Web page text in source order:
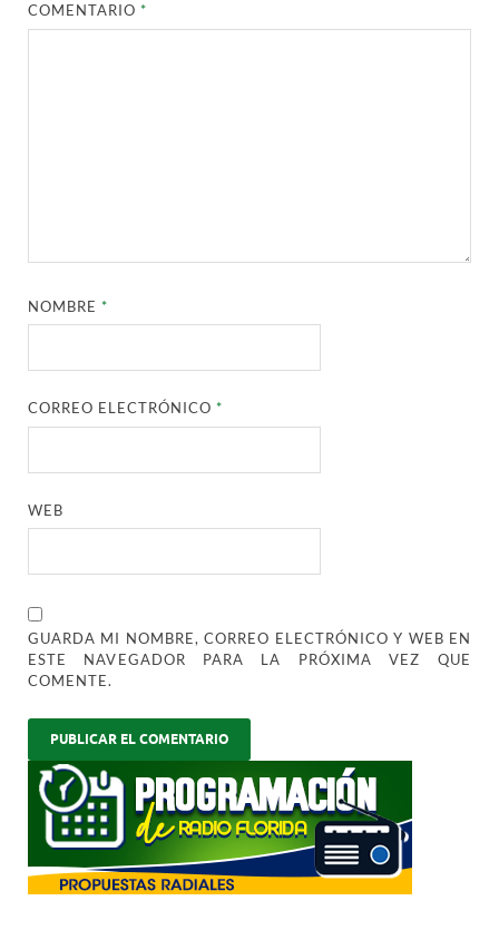
COMENTARIO*
NOMBRE*
CORREO ELECTRÓNICO*
WEB
GUARDA MI NOMBRE, CORREO ELECTRÓNICO Y WEB EN
ESTE NAVEGADOR PARA LA PRÓXIMA VEZ QUE
COMENTE.